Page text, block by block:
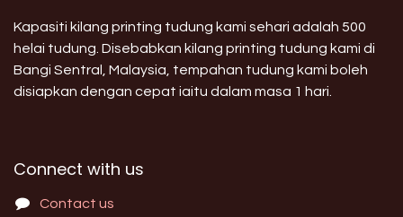
Kapasiti kilang printing tudung kami sehari adalah 500
helai tudung. Disebabkan kilang printing tudung kami di
Bangi Sentral, Malaysia, tempahan tudung kami boleh
disiapkan dengan cepat iaitu dalam masa 1 hari.
Connect with us
Contact us